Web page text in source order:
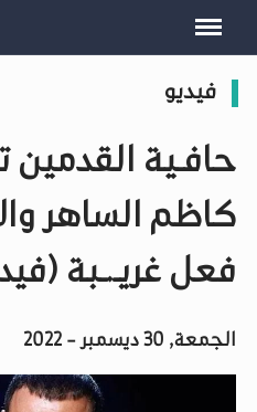
فيديو
حافـية
كاظم الساهر
فعل غريـ.ـبة
الجمعة, 30 ديسمبر - 2022